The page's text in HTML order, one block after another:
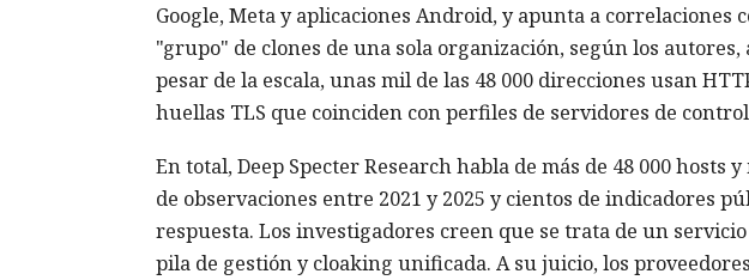
Google, Meta y aplicaciones Android, y apunta a correlaciones
"grupo" de clones de una sola organización, según los autores,
pesar de la escala, unas mil de las 48 000 direcciones usan
huellas TLS que coinciden con perfiles de servidores de
En total, Deep Specter Research habla de más de 48 000 hosts
de observaciones entre 2021 y 2025 y cientos de indicadores
respuesta. Los investigadores creen que se trata de un
pila de gestión y cloaking unificada. A su juicio, los